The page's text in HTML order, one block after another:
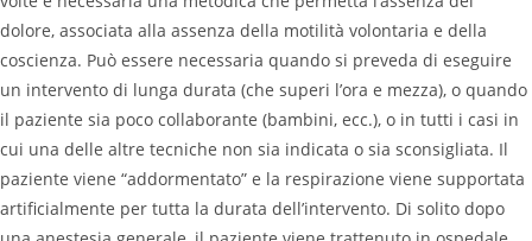
dolore, associata alla assenza della motilità volontaria e della
coscienza. Può essere necessaria quando si preveda di eseguire
un intervento di lunga durata (che superi l’ora e mezza), o quando
il paziente sia poco collaborante (bambini, ecc.), o in tutti i casi in
cui una delle altre tecniche non sia indicata o sia sconsigliata. Il
paziente viene “addormentato” e la respirazione viene supportata
artificialmente per tutta la durata dell’intervento. Di solito dopo